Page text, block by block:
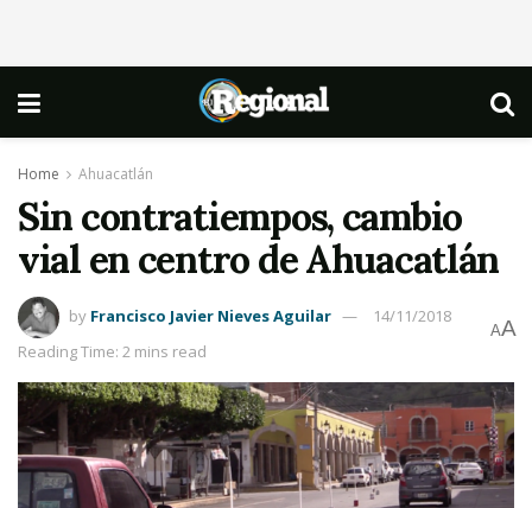
Home Ahuacatlán
Sin contratiempos, cambio
vial en centro de Ahuacatlán
by Francisco Javier Nieves Aguilar
14/11/2018
Reading Time: 2 mins read
AA